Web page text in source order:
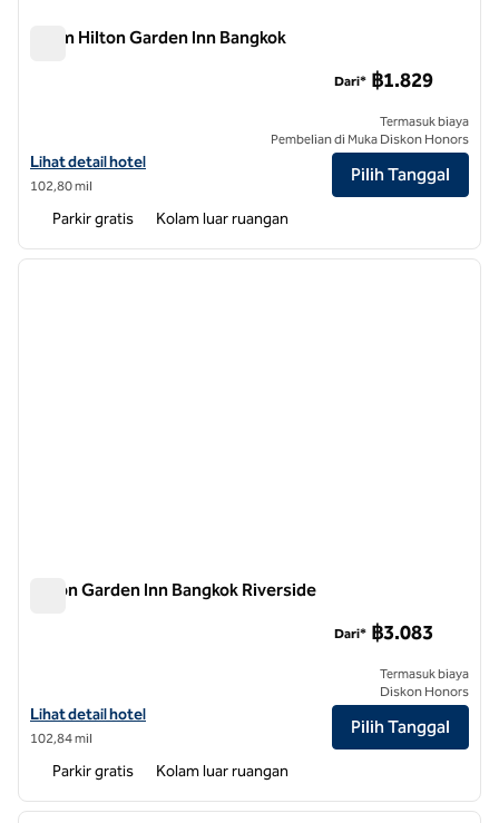
Silom Hilton Garden Inn Bangkok
Lihat detail hotel untuk Hilton Garden Inn Bangkok Silom
Lihat detail hotel
102,80 mil
Dari* ฿1.829
Termasuk biaya
Pembelian di Muka Diskon Honors
Pilih Tanggal
Parkir gratis Kolam luar ruangan
1 dari 12
Hilton Garden Inn Bangkok Riverside
Lihat detail hotel untuk Hilton Garden Inn Bangkok Riverside
Lihat detail hotel
102,84 mil
Dari* ฿3.083
Termasuk biaya
Diskon Honors
Pilih Tanggal
Parkir gratis Kolam luar ruangan